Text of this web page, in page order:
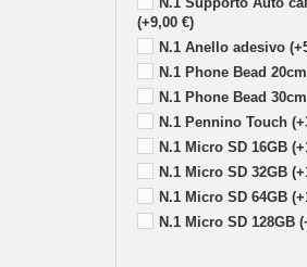
(+9,00 €)
N.1 Anello adesivo
N.1 Phone Bead
N.1 Phone Bead
N.1 Pennino Touch
N.1 Micro SD 16GB
N.1 Micro SD 32GB
N.1 Micro SD 64GB
N.1 Micro SD 128GB